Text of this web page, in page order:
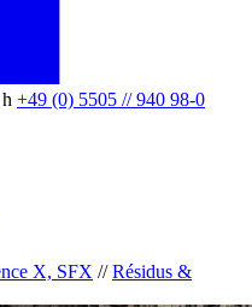
+49 (0) 5505 // 940 98-0
X, SFX //Résidus &